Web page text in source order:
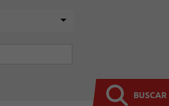
BUSCAR